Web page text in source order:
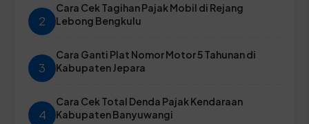
2
Cara Cek Tagihan Pajak Mobil di Rejang
Lebong Bengkulu
3
Cara Ganti Plat Nomor Motor 5 Tahunan di
Kabupaten Jepara
4
Cara Cek Total Denda Pajak Kendaraan
Kabupaten Banyuwangi